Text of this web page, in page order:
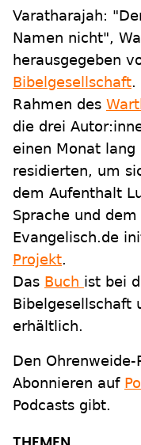
Varatharajah:
Namen nicht",
herausgegeben
Bibelgesellschaft.
Rahmen des
die drei
einen Monat lang
residierten, um
dem Aufenthalt
Sprache und
Evangelisch.de
Projekt.
Das Buch ist bei
Bibelgesellschaft
erhältlich.
Den
Abonnieren auf
Podcasts gibt.